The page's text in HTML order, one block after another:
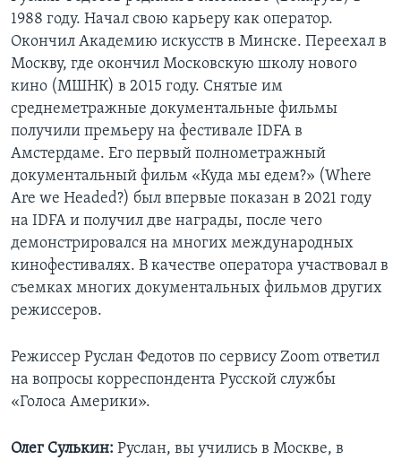
1988 году. Начал свою карьеру как оператор.
Окончил Академию искусств в Минске. Переехал в
Москву, где окончил Московскую школу нового
кино (МШНК) в 2015 году. Снятые им
среднеметражные документальные фильмы
получили премьеру на фестивале IDFA в
Амстердаме. Его первый полнометражный
документальный фильм «Куда мы едем?» (Where
Are we Headed?) был впервые показан в 2021 году
на IDFA и получил две награды, после чего
демонстрировался на многих международных
кинофестивалях. В качестве оператора участвовал в
съемках многих документальных фильмов других
режиссеров.
Режиссер Руслан Федотов по сервису Zoom ответил
на вопросы корреспондента Русской службы
«Голоса Америки».
Олег Сулькин: Руслан, вы учились в Москве, в